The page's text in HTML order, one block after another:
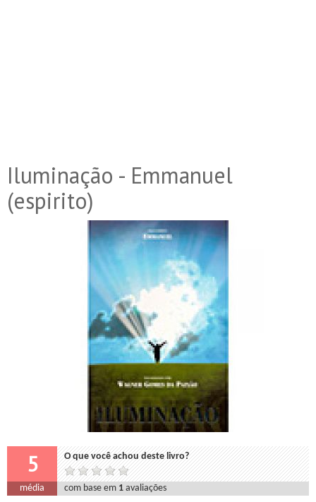
Iluminação - Emmanuel
(espirito)
5 O que você achou deste livro?
média com base em 1 avaliações